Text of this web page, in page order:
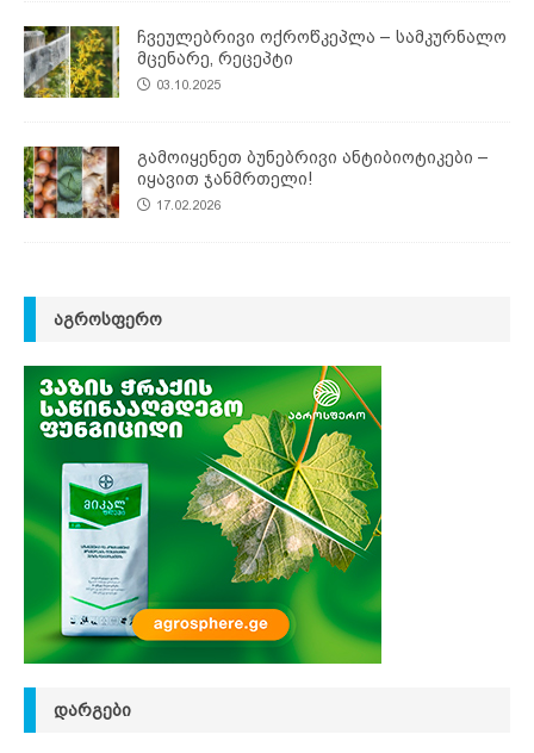
ჩვეულებრივი ოქროწკეპლა – სამკურნალო
მცენარე, რეცეპტი
03.10.2025
გამოიყენეთ ბუნებრივი ანტიბიოტიკები –
იყავით ჯანმრთელი!
17.02.2026
ᲐᲒᲠᲝᲡᲤᲔᲠᲝ
ᲓᲐᲠᲒᲔᲑᲘ